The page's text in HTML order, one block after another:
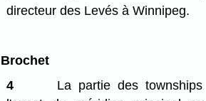
directeur des Levés à Winnipeg.
Brochet
4
La partie des